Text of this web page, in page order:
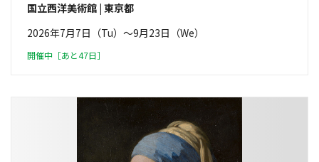
国立西洋美術館 | 東京都
2026年7月7日（Tu）〜9月23日（We）
開催中［あと47日］